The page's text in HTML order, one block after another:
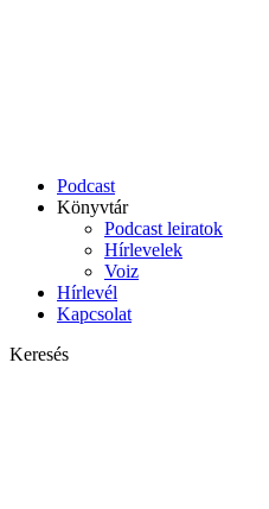
Podcast
Könyvtár
Podcast leiratok
Hírlevelek
Voiz
Hírlevél
Kapcsolat
Keresés